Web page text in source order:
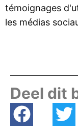
témoignages
les médias
Deel dit